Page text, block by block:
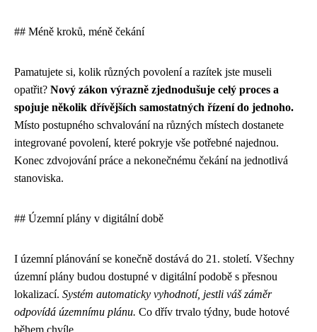
## Méně kroků, méně čekání
Pamatujete si, kolik různých povolení a razítek jste museli
opatřit? Nový zákon výrazně zjednodušuje celý proces a
spojuje několik dřívějších samostatných řízení do jednoho.
Místo postupného schvalování na různých místech dostanete
integrované povolení, které pokryje vše potřebné najednou.
Konec zdvojování práce a nekonečnému čekání na jednotlivá
stanoviska.
## Územní plány v digitální době
I územní plánování se konečně dostává do 21. století. Všechny
územní plány budou dostupné v digitální podobě s přesnou
lokalizací. Systém automaticky vyhodnotí, jestli váš záměr
odpovídá územnímu plánu. Co dřív trvalo týdny, bude hotové
během chvíle.